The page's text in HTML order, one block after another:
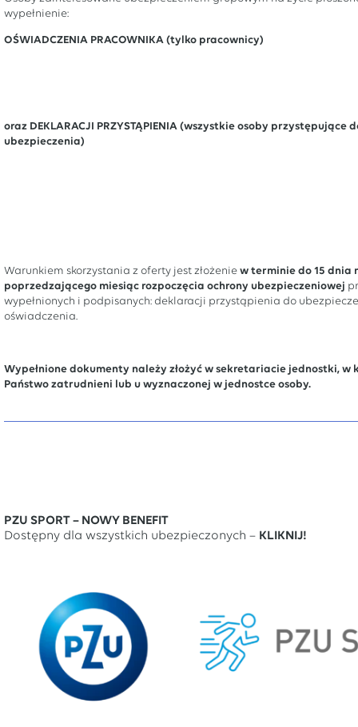
wypełnienie:
OŚWIADCZENIA PRACOWNIKA (tylko pracownicy)
oraz DEKLARACJI PRZYSTĄPIENIA (wszystkie osoby przystępujące
ubezpieczenia)
Warunkiem skorzystania z oferty jest złożenie w terminie do 15 dnia
poprzedzającego miesiąc rozpoczęcia ochrony ubezpieczeniowej
wypełnionych i podpisanych: deklaracji przystąpienia do
oświadczenia.
Wypełnione dokumenty należy złożyć w sekretariacie jednostki, w
Państwo zatrudnieni lub u wyznaczonej w jednostce osoby.
PZU SPORT – NOWY BENEFIT
Dostępny dla wszystkich ubezpieczonych – KLIKNIJ!